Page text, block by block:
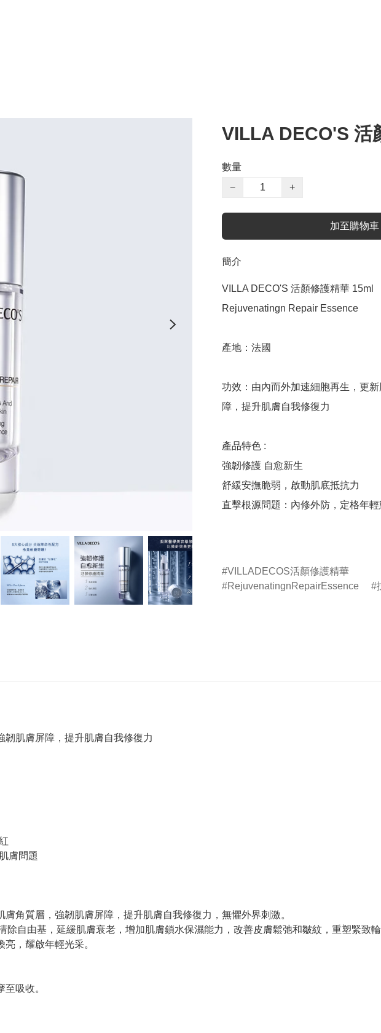
VILLA DECO'S 活
數量
−
+
加至購物車
簡介
VILLA DECO'S 活顏修護精華 15ml
Rejuvenatingn Repair Essence
產地：法國
功效：由內而外加速細胞再生，更
障，提升肌膚自我修復力
產品特色 :
強韌修護 自愈新生
舒緩安撫脆弱，啟動肌底抵抗力
直擊根源問題：內修外防，定格年輕
VILLADECOS活顏修護精華
RejuvenatingnRepairEssence
肌膚屏障，提升肌膚自我修復力
膚問題
角質層，強韌肌膚屏障，提升肌膚自我修復力，無懼外界刺激。
自由基，延緩肌膚衰老，增加肌膚鎖水保濕能力，改善皮膚鬆弛和皺紋，重塑緊致輪
，耀啟年輕光采。
至吸收。